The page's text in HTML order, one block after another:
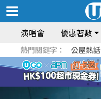
演唱會 優惠著數
熱門關鍵字： 公屋熱話